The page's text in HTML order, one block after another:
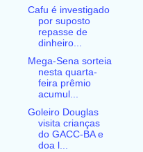
Cafu é investigado
por suposto
repasse de
dinheiro...
Mega-Sena sorteia
nesta quarta-
feira prêmio
acumul...
Goleiro Douglas
visita crianças
do GACC-BA e
doa l...